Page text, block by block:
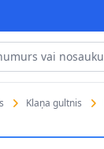
Klaņa gultnis